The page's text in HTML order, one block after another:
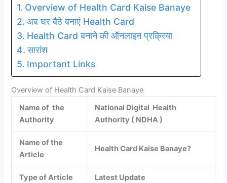
Overview of Health Card Kaise Banaye
अब घर बैठे बनाएं Health Card
Health Card बनाने की ऑनलाइन प्रक्रिया
सारांश
Important Links
Overview of Health Card Kaise Banaye
Name of the
Authority
National Digital Health
Authority ( NDHA )
Name of the
Article
Health Card Kaise Banaye?
Type of Article Latest Update